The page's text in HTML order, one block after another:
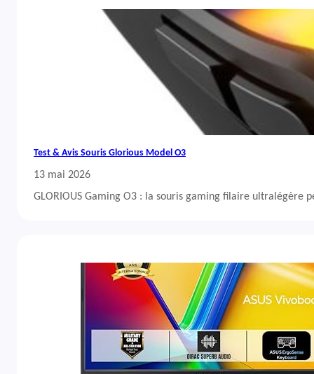
Test & Avis Souris Glorious Model O3
13 mai 2026
GLORIOUS Gaming O3 : la souris gaming filaire ultralégère